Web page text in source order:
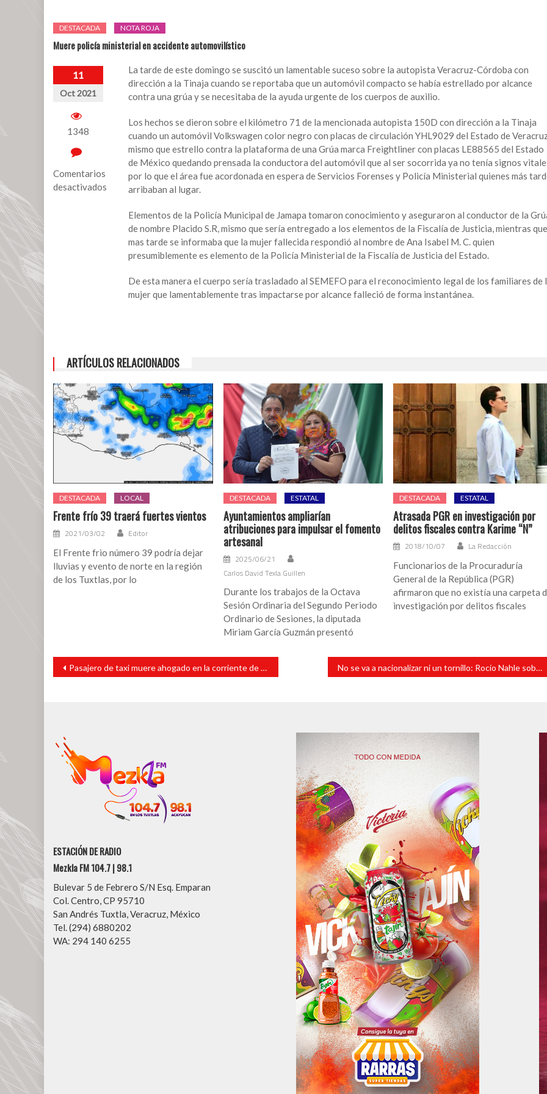
DESTACADA NOTA ROJA
Muere policía ministerial en accidente automovilístico
11
Oct 2021
1348
Comentarios
desactivados
La tarde de este domingo se suscitó un lamentable suceso sobre la autopista Veracruz-Córdoba con
dirección a la Tinaja cuando se reportaba que un automóvil compacto se había estrellado por alcance
contra una grúa y se necesitaba de la ayuda urgente de los cuerpos de auxilio.
Los hechos se dieron sobre el kilómetro 71 de la mencionada autopista 150D con dirección a la Tinaja
cuando un automóvil Volkswagen color negro con placas de circulación YHL9029 del Estado de
mismo que estrello contra la plataforma de una Grúa marca Freightliner con placas LE88565 del Estado
de México quedando prensada la conductora del automóvil que al ser socorrida ya no tenía signos
por lo que el área fue acordonada en espera de Servicios Forenses y Policía Ministerial quienes más
arribaban al lugar.
Elementos de la Policía Municipal de Jamapa tomaron conocimiento y aseguraron al conductor de la
de nombre Placido S.R, mismo que sería entregado a los elementos de la Fiscalía de Justicia, mientras que
mas tarde se informaba que la mujer fallecida respondió al nombre de Ana Isabel M. C. quien
presumiblemente es elemento de la Policía Ministerial de la Fiscalía de Justicia del Estado.
De esta manera el cuerpo sería trasladado al SEMEFO para el reconocimiento legal de los familiares de
mujer que lamentablemente tras impactarse por alcance falleció de forma instantánea.
ARTÍCULOS RELACIONADOS
DESTACADA LOCAL
Frente frío 39 traerá fuertes vientos
2021/03/02 Editor
El Frente frio número 39 podría dejar
lluvias y evento de norte en la región
de los Tuxtlas, por lo
DESTACADA ESTATAL
Ayuntamientos ampliarían
atribuciones para impulsar el fomento
artesanal
2025/06/21
Carlos David Texla Guillen
Durante los trabajos de la Octava
Sesión Ordinaria del Segundo Periodo
Ordinario de Sesiones, la diputada
Miriam García Guzmán presentó
DESTACADA ESTATAL
Atrasada PGR en investigación por
delitos fiscales contra Karime “N”
2018/10/07 La Redacción
Funcionarios de la Procuraduría
General de la República (PGR)
afirmaron que no existía una carpeta
investigación por delitos fiscales
Navegación
entradas
Pasajero de taxi muere ahogado en la corriente de un arroyo No se va a nacionalizar ni un tornillo: Rocío Nahle sobre reforma eléctrica
ESTACIÓN DE RADIO
Mezkla FM 104.7 | 98.1
Bulevar 5 de Febrero S/N Esq. Emparan
Col. Centro, CP 95710
San Andrés Tuxtla, Veracruz, México
Tel. (294) 6880202
WA: 294 140 6255